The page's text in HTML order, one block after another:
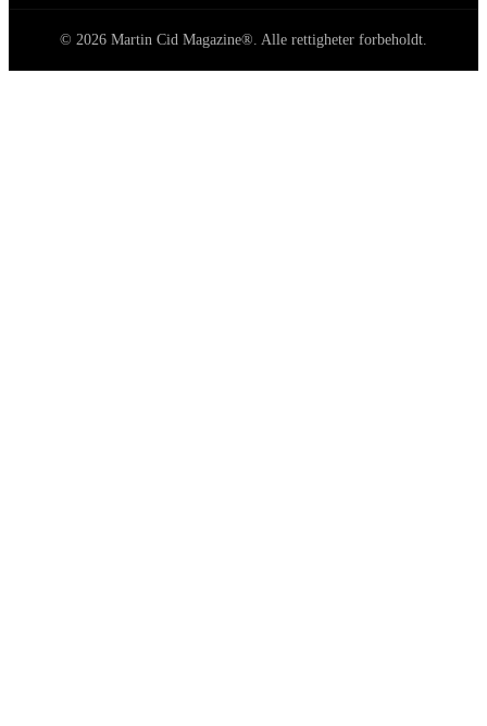
© 2026 Martin Cid Magazine®. Alle rettigheter forbeholdt.